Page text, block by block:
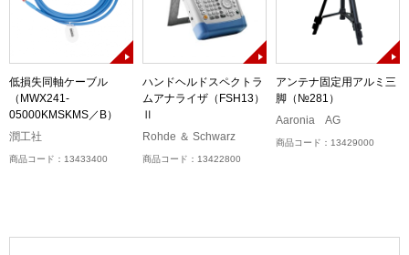
低損失同軸ケーブル
（MWX241-
05000KMSKMS／B）
潤工社
商品コード：13433400
ハンドヘルドスペクトラ
ムアナライザ（FSH13）
Ⅱ
Rohde ＆ Schwarz
商品コード：13422800
アンテナ固定用アルミ三
脚（№281）
Aaronia AG
商品コード：13429000